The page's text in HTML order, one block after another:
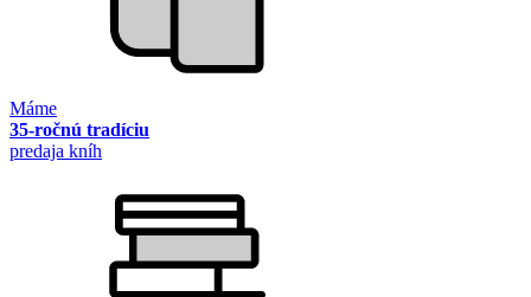
Máme
35-ročnú tradíciu
predaja kníh